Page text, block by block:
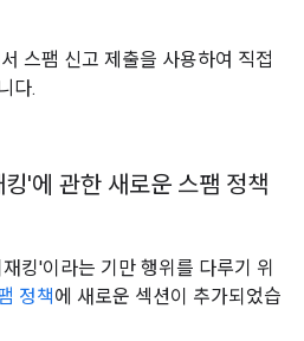
스팸 신고 제출을 사용하여 직접
다.
'에 관한 새로운 스팸 정책
킹'이라는 기만 행위를 다루기 위
정책 에 새로운 섹션이 추가되었습